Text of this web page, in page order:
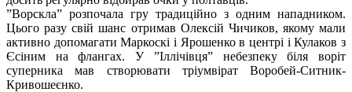
”Ворскла” розпочала гру традиційно з одним нападником.
Цього разу свій шанс отримав Олексій Чичиков, якому мали
активно допомагати Маркоскі і Ярошенко в центрі і Кулаков з
Єсіним на флангах. У ”Іллічівця” небезпеку біля воріт
суперника мав створювати тріумвірат Воробей-Ситник-
Кривошеєнко.